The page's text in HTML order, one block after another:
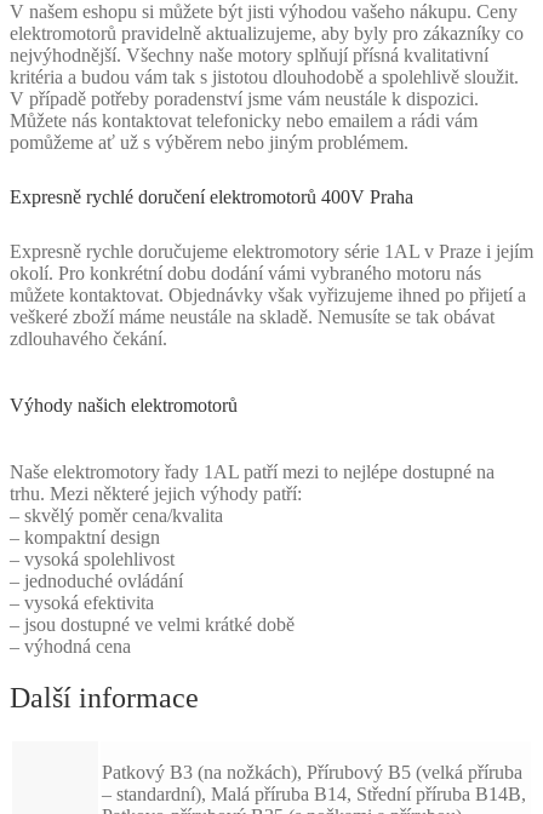
V našem eshopu si můžete být jisti výhodou vašeho nákupu. Ceny
elektromotorů pravidelně aktualizujeme, aby byly pro zákazníky co
nejvýhodnější. Všechny naše motory splňují přísná kvalitativní
kritéria a budou vám tak s jistotou dlouhodobě a spolehlivě sloužit.
V případě potřeby poradenství jsme vám neustále k dispozici.
Můžete nás kontaktovat telefonicky nebo emailem a rádi vám
pomůžeme ať už s výběrem nebo jiným problémem.
Expresně rychlé doručení elektromotorů 400V Praha
Expresně rychle doručujeme elektromotory série 1AL v Praze i jejím
okolí. Pro konkrétní dobu dodání vámi vybraného motoru nás
můžete kontaktovat. Objednávky však vyřizujeme ihned po přijetí a
veškeré zboží máme neustále na skladě. Nemusíte se tak obávat
zdlouhavého čekání.
Výhody našich elektromotorů
Naše elektromotory řady 1AL patří mezi to nejlépe dostupné na
trhu. Mezi některé jejich výhody patří:
– skvělý poměr cena/kvalita
– kompaktní design
– vysoká spolehlivost
– jednoduché ovládání
– vysoká efektivita
– jsou dostupné ve velmi krátké době
– výhodná cena
Další informace
Patkový B3 (na nožkách), Přírubový B5 (velká příruba
– standardní), Malá příruba B14, Střední příruba B14B,